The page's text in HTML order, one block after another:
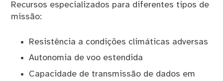
Recursos especializados para diferentes tipos de
missão:
Resistência a condições climáticas adversas
Autonomia de voo estendida
Capacidade de transmissão de dados em